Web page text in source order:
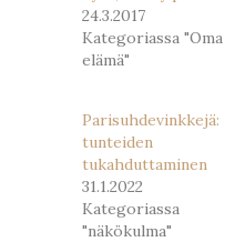
24.3.2017
Kategoriassa "Oma
elämä"
Parisuhdevinkkejä:
tunteiden
tukahduttaminen
31.1.2022
Kategoriassa
"näkökulma"